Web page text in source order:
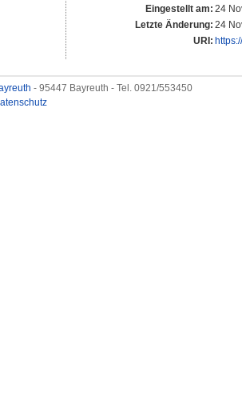
Eingestellt am: 24
Letzte Änderung: 24
URI:
- 95447 Bayreuth - Tel. 0921/553450